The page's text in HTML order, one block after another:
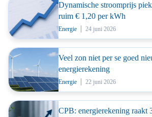
Dynamische stroomprijs
ruim € 1,20 per kWh
Energie 24 juni 2026
Veel zon niet per se goed
energierekening
Energie 22 juni 2026
CPB: energierekening raakt